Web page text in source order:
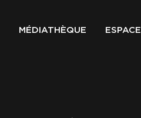
MÉDIATHÈQUE